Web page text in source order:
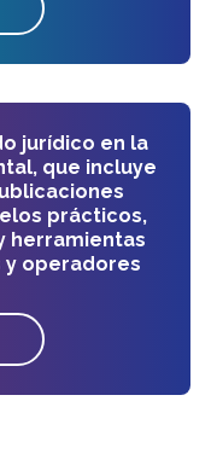
jurídico en la
que incluye
prácticos,
herramientas
y operadores